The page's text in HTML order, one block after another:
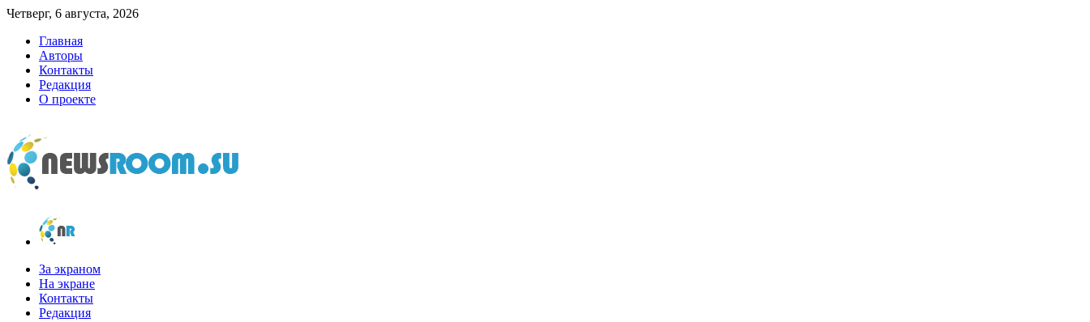
Четверг, 6 августа, 2026
Главная
Авторы
Контакты
Редакция
О проекте
newsroom.su
Новости о новостях
За экраном
На экране
Контакты
Редакция